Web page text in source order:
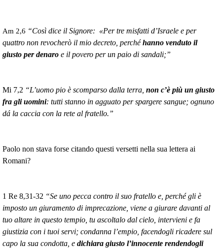
Am 2,6 “Così dice il Signore: «Per tre misfatti d’Israele e per
quattro non revocherò il mio decreto, perchéhanno venduto il
giusto per denaro e il povero per un paio di sandali;”
Mi 7,2 “L’uomo pio è scomparso dalla terra, non c’è più un giusto
fra gli uomini: tutti stanno in agguato per spargere sangue; ognuno
dá la caccia con la rete al fratello.”
Paolo non stava forse citando questi versetti nella sua lettera ai
Romani?
1 Re 8,31-32 “Se uno pecca contro il suo fratello e, perché gli è
imposto un giuramento di imprecazione, viene a giurare davanti al
tuo altare in questo tempio, tu ascoltalo dal cielo, intervieni e fa
giustizia con i tuoi servi; condanna l’empio, facendogli ricadere sul
capo la sua condotta, e dichiara giusto l’innocente rendendogli